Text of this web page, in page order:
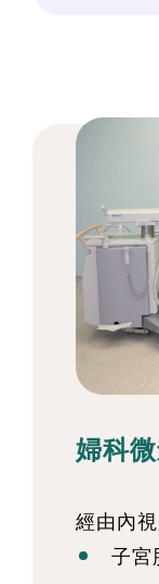
婦科
經由內
子宮